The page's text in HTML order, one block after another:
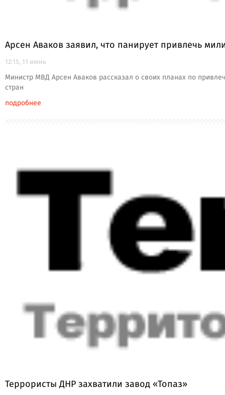
Арсен Аваков заявил, что панирует привлечь
12:15, 11 июнь
Министр МВД Арсен Аваков рассказал о своих планах по
стран
подробнее
Террористы ДНР захватили завод «Топаз»